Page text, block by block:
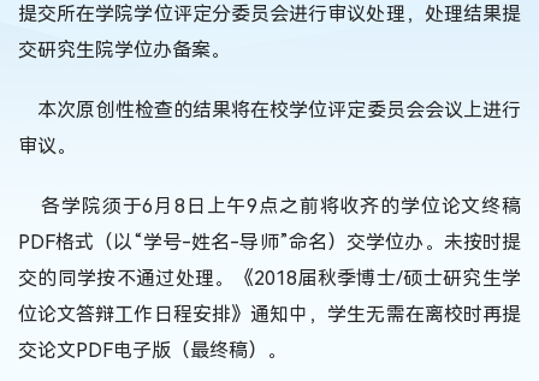
提交所在学院学位评定分委员会进行审议处理，处理结果提
交研究生院学位办备案。
本次原创性检查的结果将在校学位评定委员会会议上进行
审议。
各学院须于6月8日上午9点之前将收齐的学位论文终稿
PDF格式（以“学号-姓名-导师”命名）交学位办。未按时提
交的同学按不通过处理。《2018届秋季博士/硕士研究生学
位论文答辩工作日程安排》通知中，学生无需在离校时再提
交论文PDF电子版（最终稿）。